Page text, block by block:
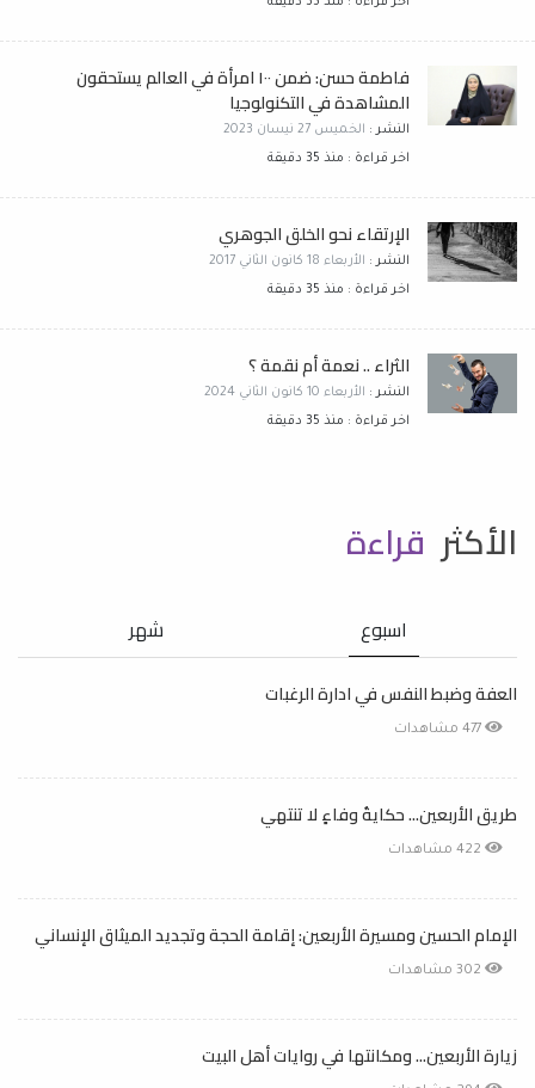
فاطمة حسن: ضمن ١٠٠ امرأة في العالم يستحقون
المشاهدة في التكنولوجيا
النشر : الخميس 27 نيسان 2023
اخر قراءة : منذ 35 دقيقة
الإرتقاء نحو الخلق الجوهري
النشر : الأربعاء 18 كانون الثاني 2017
اخر قراءة : منذ 35 دقيقة
الثراء .. نعمة أم نقمة ؟
النشر : الأربعاء 10 كانون الثاني 2024
اخر قراءة : منذ 35 دقيقة
الأكثر قراءة
اسبوع شهر
العفة وضبط النفس في ادارة الرغبات
طريق الأربعين... حكايةُ وفاءٍ لا تنتهي
الإمام الحسين ومسيرة الأربعين: إقامة الحجة وتجديد الميثاق الإنساني
زيارة الأربعين... ومكانتها في روايات أهل البيت